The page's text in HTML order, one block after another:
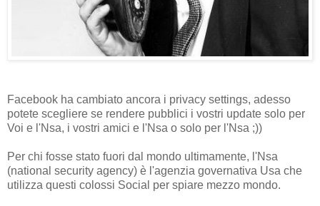
Facebook ha cambiato ancora i privacy settings, adesso
potete scegliere se rendere pubblici i vostri update solo per
Voi e l'Nsa, i vostri amici e l'Nsa o solo per l'Nsa ;))
Per chi fosse stato fuori dal mondo ultimamente, l'Nsa
(national security agency) è l'agenzia governativa Usa che
utilizza questi colossi Social per spiare mezzo mondo.